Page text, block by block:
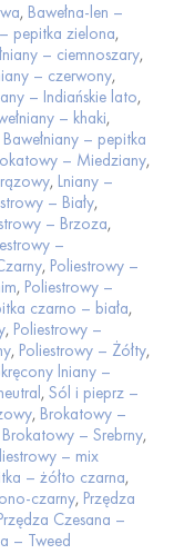
, Bawełna-len –
pepitka zielona,
– ciemnoszary,
– czerwony,
– Indiańskie lato,
– khaki,
Bawełniany – pepitka
– Miedziany,
, Lniany –
– Biały,
– Brzoza,
–
, Poliestrowy –
, Poliestrowy –
czarno – biała,
, Poliestrowy –
, Poliestrowy – Żółty,
lniany –
, Sól i pieprz –
, Brokatowy –
Brokatowy – Srebrny,
– mix
– żółto czarna,
czarny, Przędza
Czesana –
– Tweed